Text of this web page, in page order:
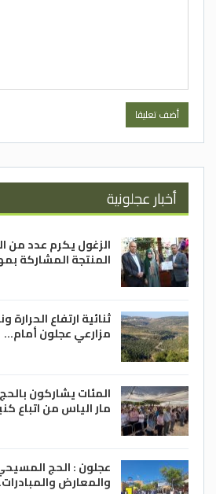
أخبار عجلونية
الزغول يكرم عدد من
المنتجة المشاركة
ثنائية ارتفاع
مزارعي عجلون أمام…
المئات يشاركون
مار الياس من اتباع
عجلون : الحج
والمعارض